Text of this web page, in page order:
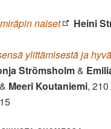
naiset Heini
ylittämisestä ja
Strömsholm&
& Meeri Koutaniemi,